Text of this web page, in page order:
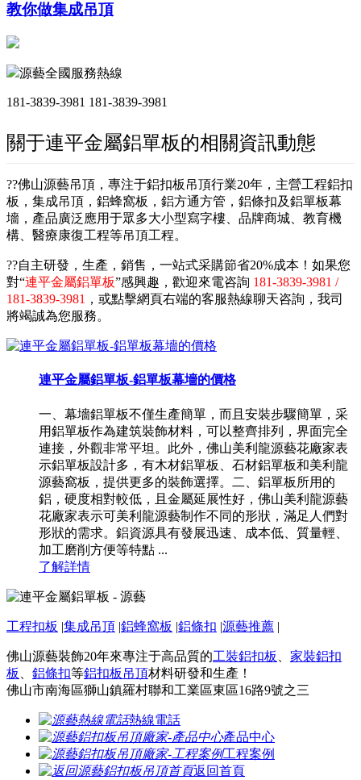
教你做集成吊頂
源藝全國服務熱線
181-3839-3981 181-3839-3981
關于連平金屬鋁單板的相關資訊動態
??佛山源藝吊頂，專注于鋁扣板吊頂行業20年，主營工程鋁扣
板，集成吊頂，鋁蜂窩板，鋁方通方管，鋁條扣及鋁單板幕
墻，產品廣泛應用于眾多大小型寫字樓、品牌商城、教育機
構、醫療康復工程等吊頂工程。
??自主研發，生產，銷售，一站式采購節省20%成本！如果您
對“連平金屬鋁單板”感興趣，歡迎來電咨詢 181-3839-3981 /
181-3839-3981 ，或點擊網頁右端的客服熱線聊天咨詢，我司
將竭誠為您服務。
連平金屬鋁單板-鋁單板幕墻的價格
一、幕墻鋁單板不僅生產簡單，而且安裝步驟簡單，采
用鋁單板作為建筑裝飾材料，可以整齊排列，界面完全
連接，外觀非常平坦。此外，佛山美利龍源藝花廠家表
示鋁單板設計多，有木材鋁單板、石材鋁單板和美利龍
源藝窩板，提供更多的裝飾選擇。二、鋁單板所用的
鋁，硬度相對較低，且金屬延展性好，佛山美利龍源藝
花廠家表示可美利龍源藝制作不同的形狀，滿足人們對
形狀的需求。鋁資源具有發展迅速、成本低、質量輕、
加工磨削方便等特點 ...
了解詳情
工程扣板 |集成吊頂 |鋁蜂窩板 |鋁條扣 |源藝推薦 |
佛山源藝裝飾20年來專注于高品質的工裝鋁扣板
家裝鋁扣
板
鋁條扣等鋁扣板吊頂材料研發和生產！
佛山市南海區獅山鎮羅村聯和工業區東區16路9號之三
熱線電話
產品中心
工程案例
返回首頁